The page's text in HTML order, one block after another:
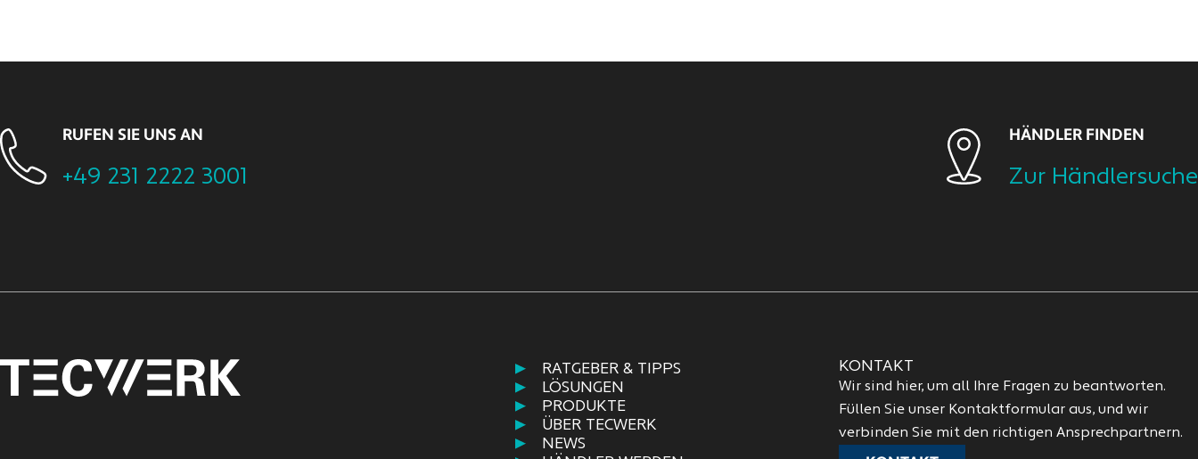
RUFEN SIE UNS AN
+49 231 2222 3001
HÄNDLER FINDEN
Zur Händlersuche
RATGEBER & TIPPS
LÖSUNGEN
PRODUKTE
ÜBER TECWERK
NEWS
KONTAKT
Wir sind hier, um all Ihre Fragen zu beantworten.
Füllen Sie unser Kontaktformular aus, und wir
verbinden Sie mit den richtigen Ansprechpartnern.